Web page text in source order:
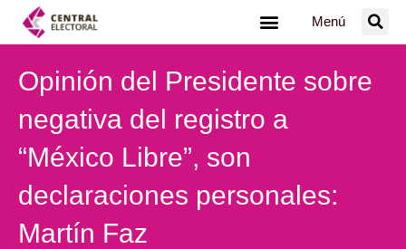
Menú
Opinión del Presidente sobre
negativa del registro a
“México Libre”, son
declaraciones personales:
Martín Faz